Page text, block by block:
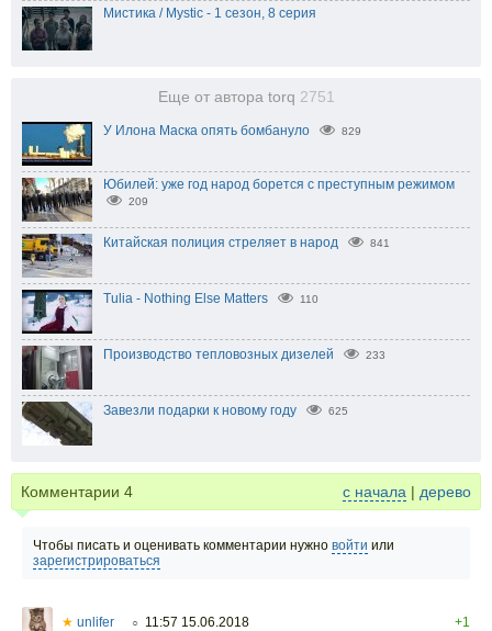
Мистика / Mystic - 1 сезон, 8 серия
Еще от автора torq 2751
У Илона Маска опять бомбануло 829
Юбилей: уже год народ борется с преступным режимом
209
Китайская полиция стреляет в народ 841
Tulia - Nothing Else Matters 110
Производство тепловозных дизелей 233
Завезли подарки к новому году 625
Комментарии 4 с начала | дерево
Чтобы писать и оценивать комментарии нужно войти или
зарегистрироваться
★ unlifer ○ 11:57 15.06.2018
+1